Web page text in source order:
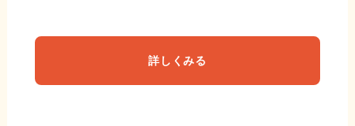
詳しくみる